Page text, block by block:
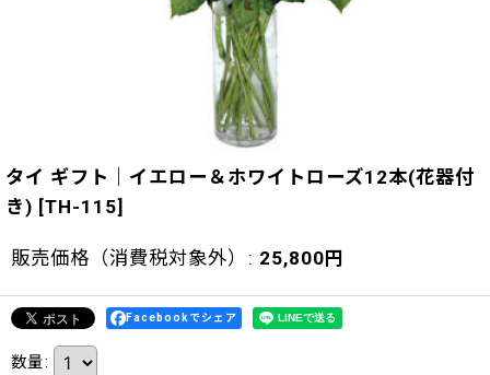
タイ ギフト｜イエロー＆ホワイトローズ12本(花器付
き) [TH-115]
販売価格（消費税対象外） : 25,800 円
Facebookでシェア
数量: